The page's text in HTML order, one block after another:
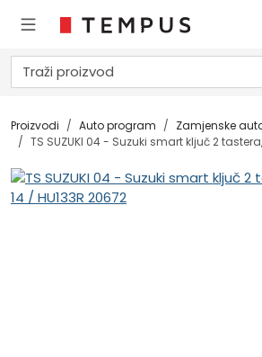
Proizvodi Auto program
Zamjenske
TS SUZUKI 04 - Suzuki smart ključ 2